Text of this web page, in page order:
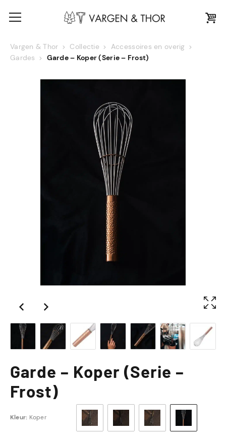
Vargen & Thor Collectie
Accessoires en overig
Gardes
Garde – Koper (Serie – Frost)
Garde – Koper (Serie –
Frost)
Kleur: Koper